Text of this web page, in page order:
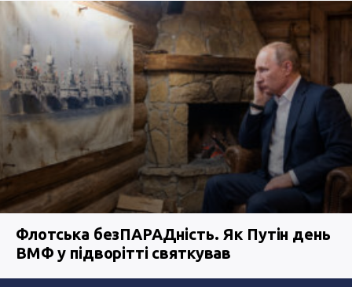
Флотська безПАРАДність. Як Путін день
ВМФ у підворітті святкував